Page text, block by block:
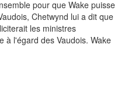
pour que Wake puisse
Chetwynd lui a dit que
les ministres
à l'égard des Vaudois. Wake